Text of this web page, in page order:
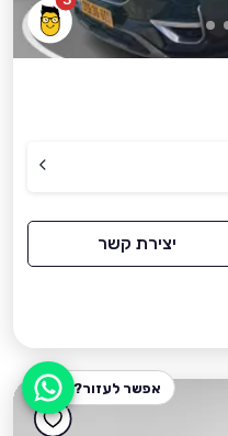
יצירת קשר
אפשר לעזור?